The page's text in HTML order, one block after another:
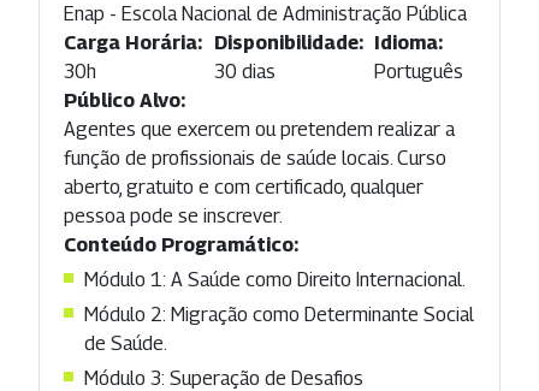
Enap - Escola Nacional de Administração Pública
Carga Horária:
30h
Disponibilidade:
30 dias
Idioma:
Português
Público Alvo:
Agentes que exercem ou pretendem realizar a
função de profissionais de saúde locais. Curso
aberto, gratuito e com certificado, qualquer
pessoa pode se inscrever.
Conteúdo Programático:
Módulo 1: A Saúde como Direito Internacional.
Módulo 2: Migração como Determinante Social
de Saúde.
Módulo 3: Superação de Desafios